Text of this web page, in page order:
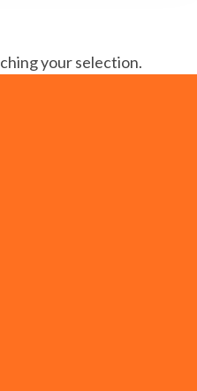
your selection.